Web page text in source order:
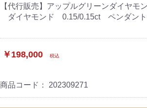
【代行販売】アップルグリーンダイヤモ
ダイヤモンド 0.15/0.15ct ペンダント
￥198,000 税込
商品コード： 202309271